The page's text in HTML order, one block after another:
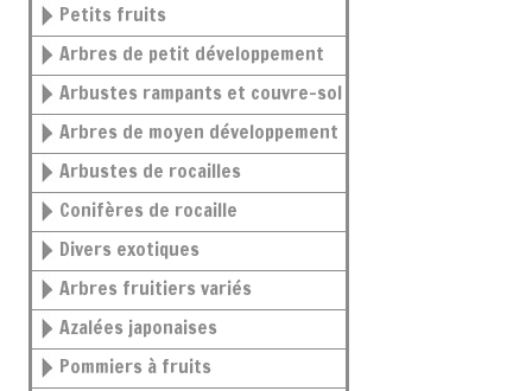
Petits fruits
Arbres de petit développement
Arbustes rampants et couvre-sol
Arbres de moyen développement
Arbustes de rocailles
Conifères de rocaille
Divers exotiques
Arbres fruitiers variés
Azalées japonaises
Pommiers à fruits